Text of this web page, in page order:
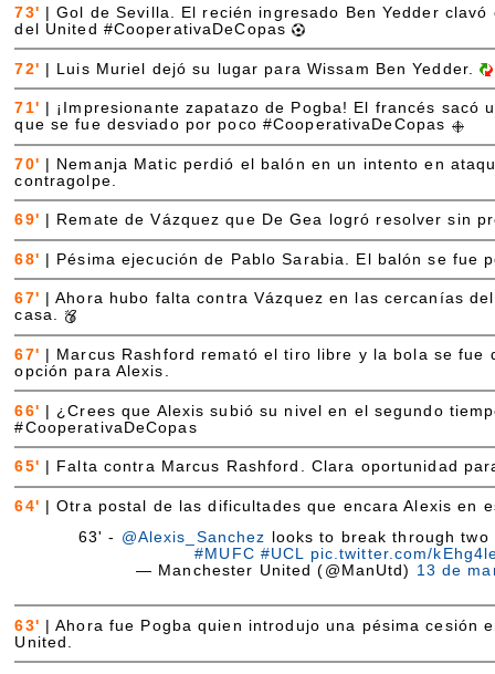
73' |Gol de Sevilla. El recién ingresado Ben Yedder
del United #CooperativaDeCopas
72' | Luis Muriel dejó su lugar para Wissam Ben Yedder.
71'
¡Impresionante zapatazo de Pogba! El francés sacó
que se fue desviado por poco #CooperativaDeCopas
70' | Nemanja Matic perdió el balón en un intento en
contragolpe.
69' Remate de Vázquez que De Gea logró resolver sin
68' Pésima ejecución de Pablo Sarabia. El balón se fue
67' |Ahora hubo falta contra Vázquez en las cercanías
casa.
67'
Marcus Rashford remató el tiro libre y la bola se fue
opción para Alexis.
66' | ¿Crees que Alexis subió su nivel en el segundo
#CooperativaDeCopas
65' Falta contra Marcus Rashford. Clara oportunidad
64' |Otra postal de las dificultades que encara Alexis en
63' - @Alexis_Sanchez looks to break through
#MUFC #UCL pic.twitter.com/
— Manchester United (@ManUtd) 13 de
63' |Ahora fue Pogba quien introdujo una pésima cesión
United.